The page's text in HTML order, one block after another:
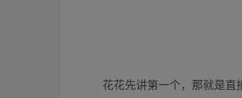
花花先讲第一个，那就是